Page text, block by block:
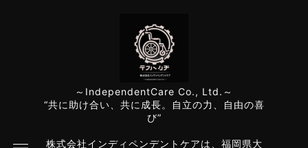
～IndependentCare Co., Ltd.～
“共に助け合い、共に成長。自立の力、自由の喜
び”
株式会社インディペンデントケアは、福岡県大